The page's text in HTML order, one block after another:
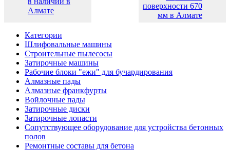
Алмате
поверхности 670
мм в Алмате
Категории
Шлифовальные машины
Строительные пылесосы
Затирочные машины
Рабочие блоки "ежи" для бучардирования
Алмазные пады
Алмазные франкфурты
Войлочные пады
Затирочные диски
Затирочные лопасти
Сопутствующее оборудование для устройства бетонных
полов
Ремонтные составы для бетона